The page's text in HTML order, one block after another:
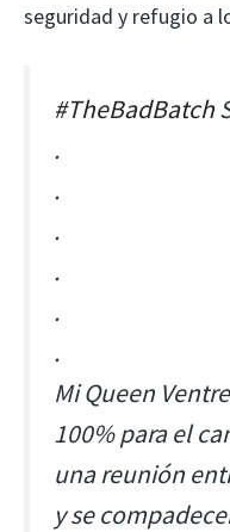
seguridad y refugio a
#TheBadBatch
.
.
.
.
.
.
Mi Queen
100% para el
una reunión
y se